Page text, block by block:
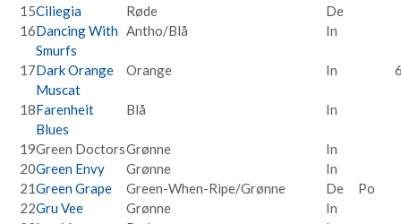
15Ciliegia Røde
De
16Dancing With
Smurfs
Antho/Blå In
17Dark Orange
Muscat
Orange In
18Farenheit
Blues
Blå In
19Green DoctorsGrønne
In
20Green Envy Grønne
In
21Green Grape Green-When-Ripe/Grønne De
Po
22Gru Vee Grønne
In